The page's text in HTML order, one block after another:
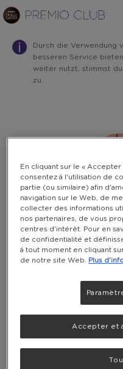
Durch die Verwendung
besseren Service
weiter nutzt, stimmst
zu.
En cliquant sur le «
consentez à l'utilisation de
partie (ou similaire) afin
navigation sur le Web, de
collecter des informations
nos partenaires, de vous
centres d'intérêt. Pour en
de confidentialité et
à tout moment en cliquant
de notre site Web. Plus
Accepter et